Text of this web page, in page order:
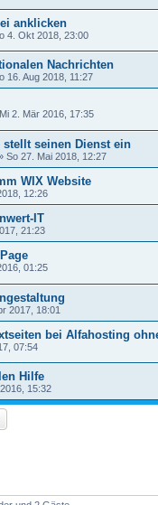
anklicken
4. Okt 2018, 23:00
Nachrichten
16. Aug 2018, 11:27
Mi 2. Mär 2016, 17:35
stellt seinen Dienst ein
So 27. Mai 2018, 12:27
WIX Website
12:26
IT
21:23
01:25
2017, 18:01
bei Alfahosting
07:54
Hilfe
15:32